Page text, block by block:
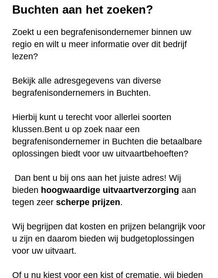
Buchten aan het zoeken?
Zoekt u een begrafenisondernemer binnen uw
regio en wilt u meer informatie over dit bedrijf
lezen?
Bekijk alle adresgegevens van diverse
begrafenisondernemers in Buchten.
Hierbij kunt u terecht voor allerlei soorten
klussen.Bent u op zoek naar een
begrafenisondernemer in Buchten die betaalbare
oplossingen biedt voor uw uitvaartbehoeften?
Dan bent u bij ons aan het juiste adres! Wij
bieden hoogwaardige uitvaartverzorging aan
tegen zeer scherpe prijzen.
Wij begrijpen dat kosten en prijzen belangrijk voor
u zijn en daarom bieden wij budgetoplossingen
voor uw uitvaart.
Of u nu kiest voor een kist of crematie, wij bieden